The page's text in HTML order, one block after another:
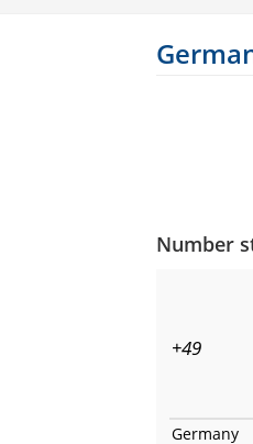
Number
+49
Germany